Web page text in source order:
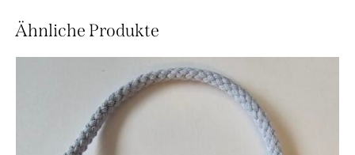
Ähnliche Produkte